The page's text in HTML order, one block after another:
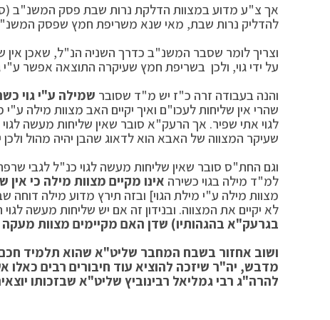
אך צ"ע מדוע במצוות הדלקת נרות שבת פסק המשנ"ב
להדליק נרות שבת, מאי שנא משריפת חמץ שפסק
וצריך לומר שסבר המשנ"ב כדרך השניה הנ"ל, שאכן אין
על ידי גוי, ולכן בשריפת חמץ שעיקרה התוצאה אפשר
והנה בעבודה זרה כ"ז יש מ"ד שסובר שמילה ע"י גוי
שהרי אין שליחות לעכו"ם ואיך יקיים האב מצוות מילה
לגוי אתי שפיר. אך הרעק"א סובר שאין שליחות מעשה
שעיקר המצווה של האבא הוא לדאוג שהבן יהיה מהול ולכן
וגם החת"ס סובר שאין שליחות מעשה לגוי כנ"ל לגבי
למ"ד מילה בגוי כשירה אינו מקיים מצוות מילה כי אין
מצוות מילה ע"י מילת הגוי] ובזה תירץ מדוע מילה דוחה
לא יקיים את המצווה. ובנידון זה אם יש שליחות מעשה לגוי
בגרעק"א בהגהותיו) שדן האם מקיימים מצוות
ושוב אחזור בשבח המחבר שליט"א שהוא תלמיד חכם
מדבש, יה"ר שיזכה להוציא עוד חיבורים רבים
להרה"ג רבי גמליאל רבינוביץ שליט"א שבזכותו